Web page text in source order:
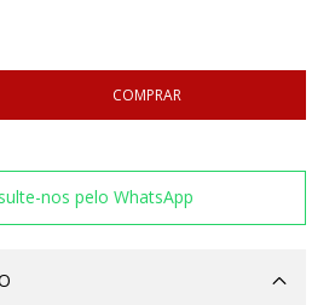
nos pelo WhatsApp